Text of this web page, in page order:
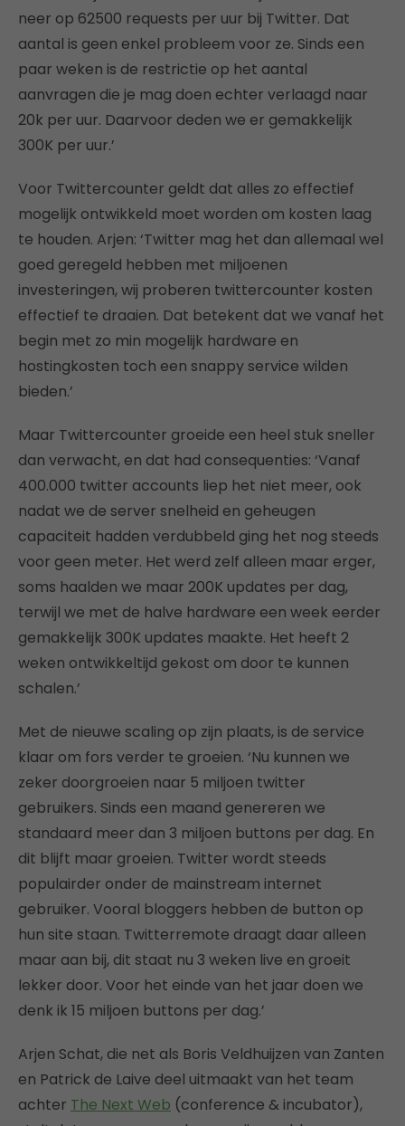
neer op 62500 requests per uur bij Twitter. Dat
aantal is geen enkel probleem voor ze. Sinds een
paar weken is de restrictie op het aantal
aanvragen die je mag doen echter verlaagd naar
20k per uur. Daarvoor deden we er gemakkelijk
300K per uur.’
Voor Twittercounter geldt dat alles zo effectief
mogelijk ontwikkeld moet worden om kosten laag
te houden. Arjen: ‘Twitter mag het dan allemaal wel
goed geregeld hebben met miljoenen
investeringen, wij proberen twittercounter kosten
effectief te draaien. Dat betekent dat we vanaf het
begin met zo min mogelijk hardware en
hostingkosten toch een snappy service wilden
bieden.’
Maar Twittercounter groeide een heel stuk sneller
dan verwacht, en dat had consequenties: ‘Vanaf
400.000 twitter accounts liep het niet meer, ook
nadat we de server snelheid en geheugen
capaciteit hadden verdubbeld ging het nog steeds
voor geen meter. Het werd zelf alleen maar erger,
soms haalden we maar 200K updates per dag,
terwijl we met de halve hardware een week eerder
gemakkelijk 300K updates maakte. Het heeft 2
weken ontwikkeltijd gekost om door te kunnen
schalen.’
Met de nieuwe scaling op zijn plaats, is de service
klaar om fors verder te groeien. ‘Nu kunnen we
zeker doorgroeien naar 5 miljoen twitter
gebruikers. Sinds een maand genereren we
standaard meer dan 3 miljoen buttons per dag. En
dit blijft maar groeien. Twitter wordt steeds
populairder onder de mainstream internet
gebruiker. Vooral bloggers hebben de button op
hun site staan. Twitterremote draagt daar alleen
maar aan bij, dit staat nu 3 weken live en groeit
lekker door. Voor het einde van het jaar doen we
denk ik 15 miljoen buttons per dag.’
Arjen Schat, die net als Boris Veldhuijzen van Zanten
en Patrick de Laive deel uitmaakt van het team
achter The Next Web (conference & incubator),